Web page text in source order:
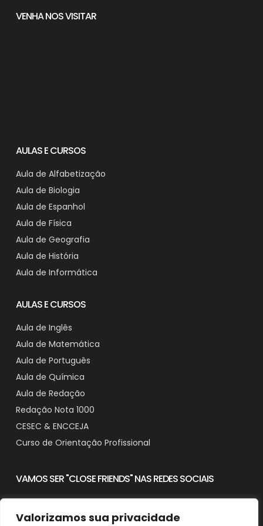
Valorizamos sua privacidade
VENHA NOS VISITAR
AULAS E CURSOS
Aula de Alfabetização
Aula de Biologia
Aula de Espanhol
Aula de Física
Aula de Geografia
Aula de História
Aula de Informática
AULAS E CURSOS
Aula de Inglês
Aula de Matemática
Aula de Português
Aula de Química
Aula de Redação
Redação Nota 1000
CESEC & ENCCEJA
Curso de Orientação Profissional
VAMOS SER "CLOSE FRIENDS" NAS REDES SOCIAIS